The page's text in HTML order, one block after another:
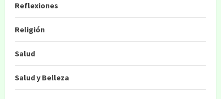
Reflexiones
Religión
Salud
Salud y Belleza